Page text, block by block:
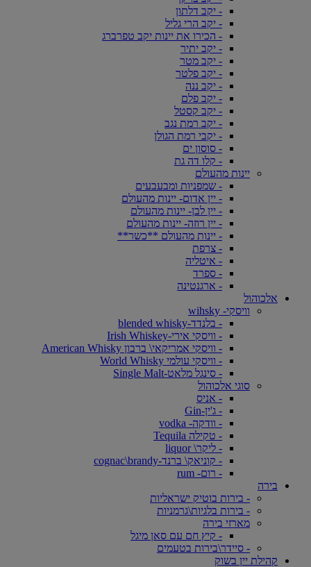
- יקב דלתון
- יקב הרי גליל
- הכירו את יינות יקב טפרברג
- יקב יתיר
- יקב מטר
- יקב פלטר
- יקב ננה
- יקב פלם
- יקב קסטל
- יקב רמת נגב
- יקבי רמת הגולן
- סוסון ים
- קלו דה גת
יינות מהעולם
- שמפניות ומבעבעים
- יין אדום- יינות מהעולם
- יין לבן- יינות מהעולם
- יין רוזה- יינות מהעולם
- יינות מהעולם **כשר**
- צרפת
- איטליה
- ספרד
- ארגנטינה
אלכוהול
וויסקי- wihsky
- בלנדד-blended whisky
- וויסקי אירי-Irish Whiskey
- וויסקי אמריקאי\ ברבון American Whisky
- וויסקי עולמי World Whisky
- סינגל מלאט-Single Malt
סוגי אלכוהול
- אניס
- ג'ין-Gin
- וודקה- vodka
- טקילה Tequila
- ליקר\ liquor
- קוניאק\ ברנד-cognac\brandy
- רום- rum
בירה
- בירות בוטיק ישראליות
- בירות בלגיות\גרמניות
מארזי בירה
- קיץ חם עם סאן מיגל
- סיידר\בירות בטעמים
קהילת יין בשוק